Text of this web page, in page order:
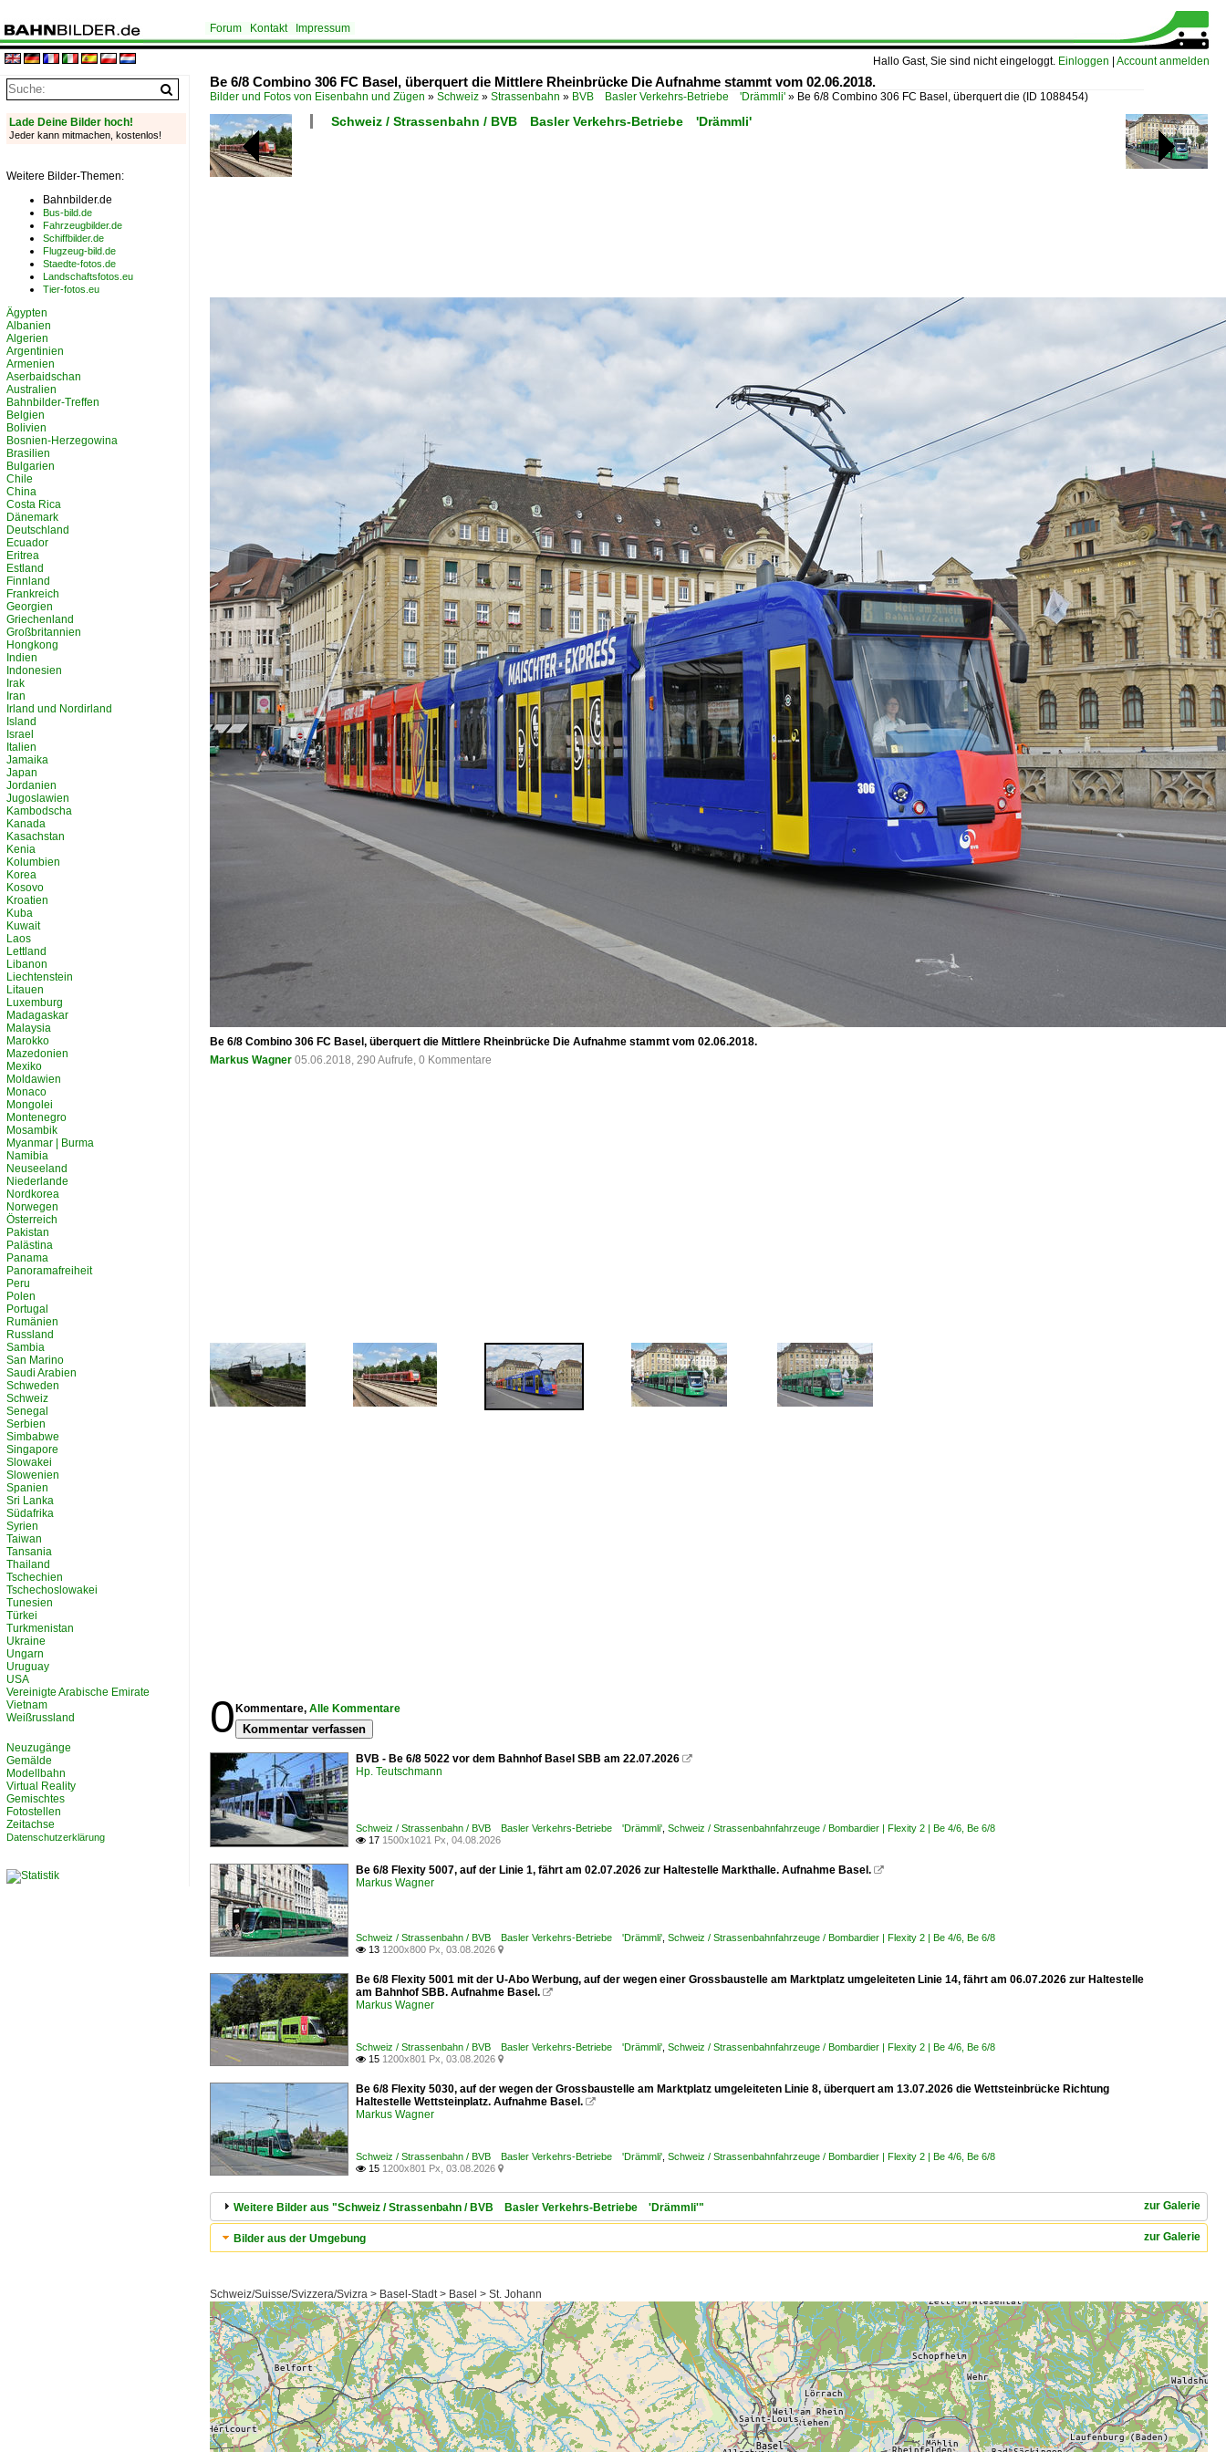
Hallo Gast, Sie sind nicht eingeloggt. Einloggen Account anmelden
Forum Kontakt Impressum
Be 6/8 Combino 306 FC Basel, überquert die Mittlere Rheinbrücke Die Aufnahme stammt vom 02.06.2018.
Bilder und Fotos von Eisenbahn und Zügen » Schweiz » Strassenbahn » BVB Basler Verkehrs-Betriebe 'Drämmli' » Be 6/8 Combino 306 FC Basel, überquert die (ID 1088454)
Schweiz / Strassenbahn / BVB Basler Verkehrs-Betriebe 'Drämmli'
Be 6/8 Combino 306 FC Basel, überquert die Mittlere Rheinbrücke Die Aufnahme stammt vom 02.06.2018.
Markus Wagner 05.06.2018, 290 Aufrufe, 0 Kommentare
0 Kommentare, Alle Kommentare
Kommentar verfassen
BVB - Be 6/8 5022 vor dem Bahnhof Basel SBB am 22.07.2026 
Hp. Teutschmann
Schweiz / Strassenbahn / BVB Basler Verkehrs-Betriebe 'Drämmli' Schweiz / Strassenbahnfahrzeuge / Bombardier | Flexity 2 | Be 4/6, Be 6/8
 17 1500x1021 Px, 04.08.2026
Be 6/8 Flexity 5007, auf der Linie 1, fährt am 02.07.2026 zur Haltestelle Markthalle. Aufnahme Basel. 
Markus Wagner
Schweiz / Strassenbahn / BVB Basler Verkehrs-Betriebe 'Drämmli' Schweiz / Strassenbahnfahrzeuge / Bombardier | Flexity 2 | Be 4/6, Be 6/8
 13 1200x800 Px, 03.08.2026 
Be 6/8 Flexity 5001 mit der U-Abo Werbung, auf der wegen einer Grossbaustelle am Marktplatz umgeleiteten Linie 14, fährt am 06.07.2026 zur Haltestelle
am Bahnhof SBB. Aufnahme Basel. 
Markus Wagner
Schweiz / Strassenbahn / BVB Basler Verkehrs-Betriebe 'Drämmli' Schweiz / Strassenbahnfahrzeuge / Bombardier | Flexity 2 | Be 4/6, Be 6/8
 15 1200x801 Px, 03.08.2026 
Be 6/8 Flexity 5030, auf der wegen der Grossbaustelle am Marktplatz umgeleiteten Linie 8, überquert am 13.07.2026 die Wettsteinbrücke Richtung
Haltestelle Wettsteinplatz. Aufnahme Basel. 
Markus Wagner
Schweiz / Strassenbahn / BVB Basler Verkehrs-Betriebe 'Drämmli' Schweiz / Strassenbahnfahrzeuge / Bombardier | Flexity 2 | Be 4/6, Be 6/8
 15 1200x801 Px, 03.08.2026 
zur Galerie
Weitere Bilder aus "Schweiz / Strassenbahn / BVB Basler Verkehrs-Betriebe 'Drämmli'"
zur Galerie
Bilder aus der Umgebung
Schweiz/Suisse/Svizzera/Svizra > Basel-Stadt > Basel > St. Johann
Lade Deine Bilder hoch!
Jeder kann mitmachen, kostenlos!
Weitere Bilder-Themen:
Bahnbilder.de
Bus-bild.de
Fahrzeugbilder.de
Schiffbilder.de
Flugzeug-bild.de
Staedte-fotos.de
Landschaftsfotos.eu
Tier-fotos.eu
Ägypten
Albanien
Algerien
Argentinien
Armenien
Aserbaidschan
Australien
Bahnbilder-Treffen
Belgien
Bolivien
Bosnien-Herzegowina
Brasilien
Bulgarien
Chile
China
Costa Rica
Dänemark
Deutschland
Ecuador
Eritrea
Estland
Finnland
Frankreich
Georgien
Griechenland
Großbritannien
Hongkong
Indien
Indonesien
Irak
Iran
Irland und Nordirland
Island
Israel
Italien
Jamaika
Japan
Jordanien
Jugoslawien
Kambodscha
Kanada
Kasachstan
Kenia
Kolumbien
Korea
Kosovo
Kroatien
Kuba
Kuwait
Laos
Lettland
Libanon
Liechtenstein
Litauen
Luxemburg
Madagaskar
Malaysia
Marokko
Mazedonien
Mexiko
Moldawien
Monaco
Mongolei
Montenegro
Mosambik
Myanmar | Burma
Namibia
Neuseeland
Niederlande
Nordkorea
Norwegen
Österreich
Pakistan
Palästina
Panama
Panoramafreiheit
Peru
Polen
Portugal
Rumänien
Russland
Sambia
San Marino
Saudi Arabien
Schweden
Schweiz
Senegal
Serbien
Simbabwe
Singapore
Slowakei
Slowenien
Spanien
Sri Lanka
Südafrika
Syrien
Taiwan
Tansania
Thailand
Tschechien
Tschechoslowakei
Tunesien
Türkei
Turkmenistan
Ukraine
Ungarn
Uruguay
USA
Vereinigte Arabische Emirate
Vietnam
Weißrussland
Neuzugänge
Gemälde
Modellbahn
Virtual Reality
Gemischtes
Fotostellen
Zeitachse
Datenschutzerklärung